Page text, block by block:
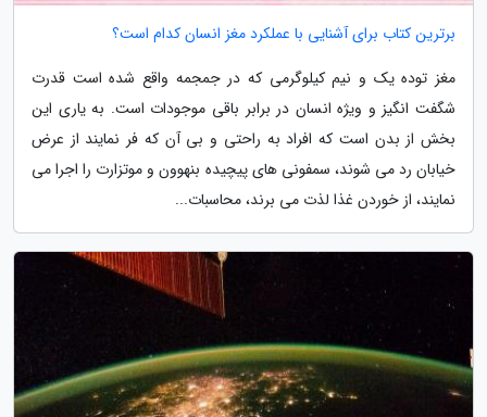
برترین کتاب برای آشنایی با عملکرد مغز انسان کدام است؟
مغز توده یک و نیم کیلوگرمی که در جمجمه واقع شده است قدرت
شگفت انگیز و ویژه انسان در برابر باقی موجودات است. به یاری این
بخش از بدن است که افراد به راحتی و بی آن که فر نمایند از عرض
خیابان رد می شوند، سمفونی های پیچیده بنهوون و موتزارت را اجرا می
نمایند، از خوردن غذا لذت می برند، محاسبات...